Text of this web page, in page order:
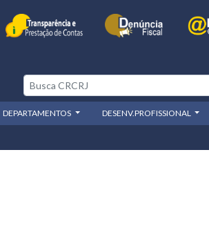
DEPARTAMENTOS DESENV.PROFISSIONAL